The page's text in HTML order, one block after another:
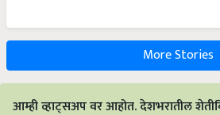
More Stories
आम्ही व्हाट्सअप वर आहोत. देशभरातील